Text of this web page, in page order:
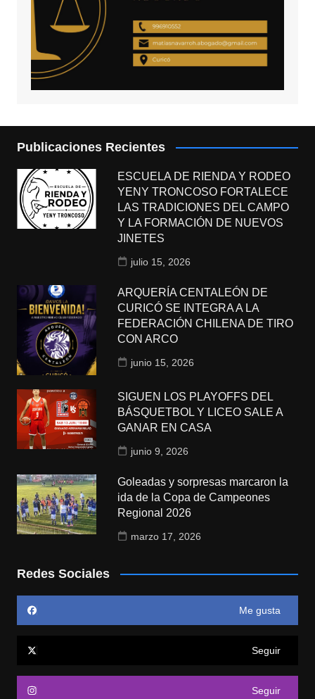
Publicaciones Recientes
ESCUELA DE RIENDA Y RODEO
YENY TRONCOSO FORTALECE
LAS TRADICIONES DEL CAMPO
Y LA FORMACIÓN DE NUEVOS
JINETES
julio 15, 2026
ARQUERÍA CENTALEÓN DE
CURICÓ SE INTEGRA A LA
FEDERACIÓN CHILENA DE TIRO
CON ARCO
junio 15, 2026
SIGUEN LOS PLAYOFFS DEL
BÁSQUETBOL Y LICEO SALE A
GANAR EN CASA
junio 9, 2026
Goleadas y sorpresas marcaron la
ida de la Copa de Campeones
Regional 2026
marzo 17, 2026
Redes Sociales
Me gusta
Seguir
Seguir